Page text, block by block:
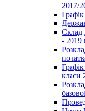
2017/
Склад
- 2019
класи